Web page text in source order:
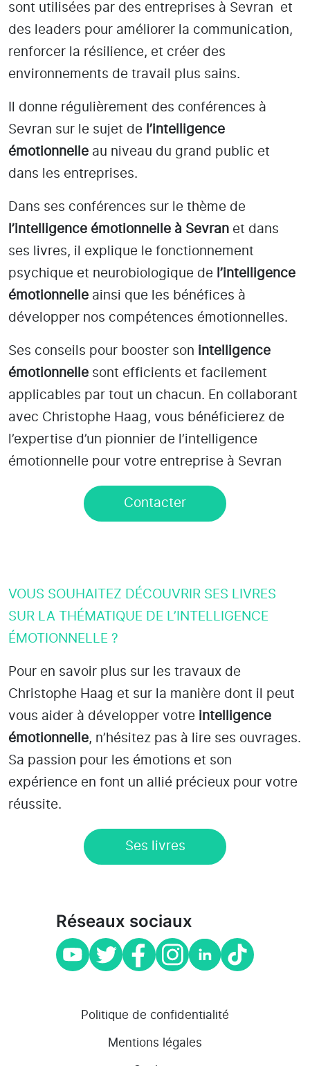
sont utilisées par des entreprises à Sevran
et
des leaders pour améliorer la communication,
renforcer la résilience, et créer des
environnements de travail plus sains.
Il donne régulièrement des conférences à
Sevran sur le sujet de l’intelligence
émotionnelle au niveau du grand public et
dans les entreprises.
Dans ses conférences sur le thème de
l’intelligence émotionnelle à Sevran et dans
ses livres, il explique le fonctionnement
psychique et neurobiologique de l’intelligence
émotionnelle ainsi que les bénéfices à
développer nos compétences émotionnelles.
Ses conseils pour booster son intelligence
émotionnelle sont efficients et facilement
applicables par tout un chacun. En collaborant
avec Christophe Haag, vous bénéficierez de
l’expertise d’un pionnier de l’intelligence
émotionnelle pour votre entreprise à Sevran
Contacter
VOUS SOUHAITEZ DÉCOUVRIR SES LIVRES
SUR LA THÉMATIQUE DE L’INTELLIGENCE
ÉMOTIONNELLE ?
Pour en savoir plus sur les travaux de
Christophe Haag et sur la manière dont il peut
vous aider à développer votre intelligence
émotionnelle, n’hésitez pas à lire ses ouvrages.
Sa passion pour les émotions et son
expérience en font un allié précieux pour votre
réussite.
Ses livres
Réseaux sociaux
Politique de confidentialité
Mentions légales